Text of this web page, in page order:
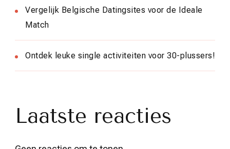
Vergelijk Belgische Datingsites voor de Ideale
Match
Ontdek leuke single activiteiten voor 30-plussers!
Laatste reacties